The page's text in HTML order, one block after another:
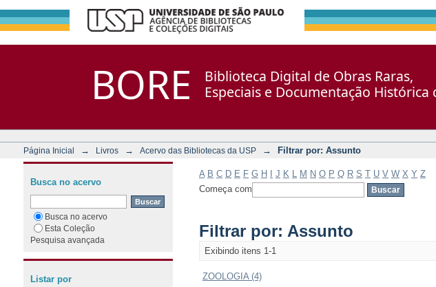
BORE
Biblioteca Digital de Obras Raras,
Especiais e Documentação Histórica
Página Inicial → Livros → Acervo das Bibliotecas da USP → Filtrar por: Assunto
A B C D E F G H J K M N O P Q R S T U V W X Y Z
Começa com
Filtrar por: Assunto
Exibindo itens 1-1
ZOOLOGIA (4)
Busca no acervo
Busca no acervo
Esta Coleção
Pesquisa avançada
Listar por